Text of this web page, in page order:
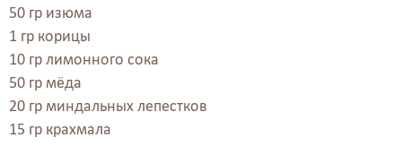
50 гр изюма
1 гр корицы
10 гр лимонного сока
50 гр мёда
20 гр миндальных лепестков
15 гр крахмала